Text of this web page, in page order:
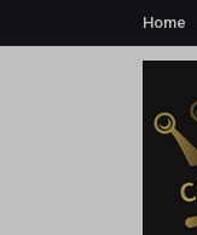
Home